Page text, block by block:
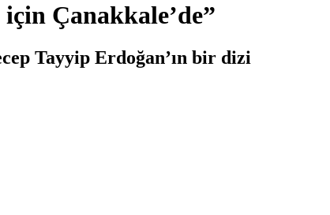
için Çanakkale’de”
Tayyip Erdoğan’ın bir dizi